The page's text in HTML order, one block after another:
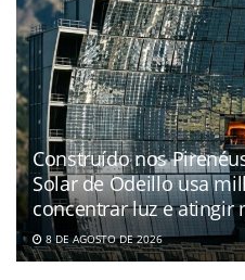
Construído nos
Solar de Odeillo usa
concentrar luz e atingir
8 DE AGOSTO DE 2026